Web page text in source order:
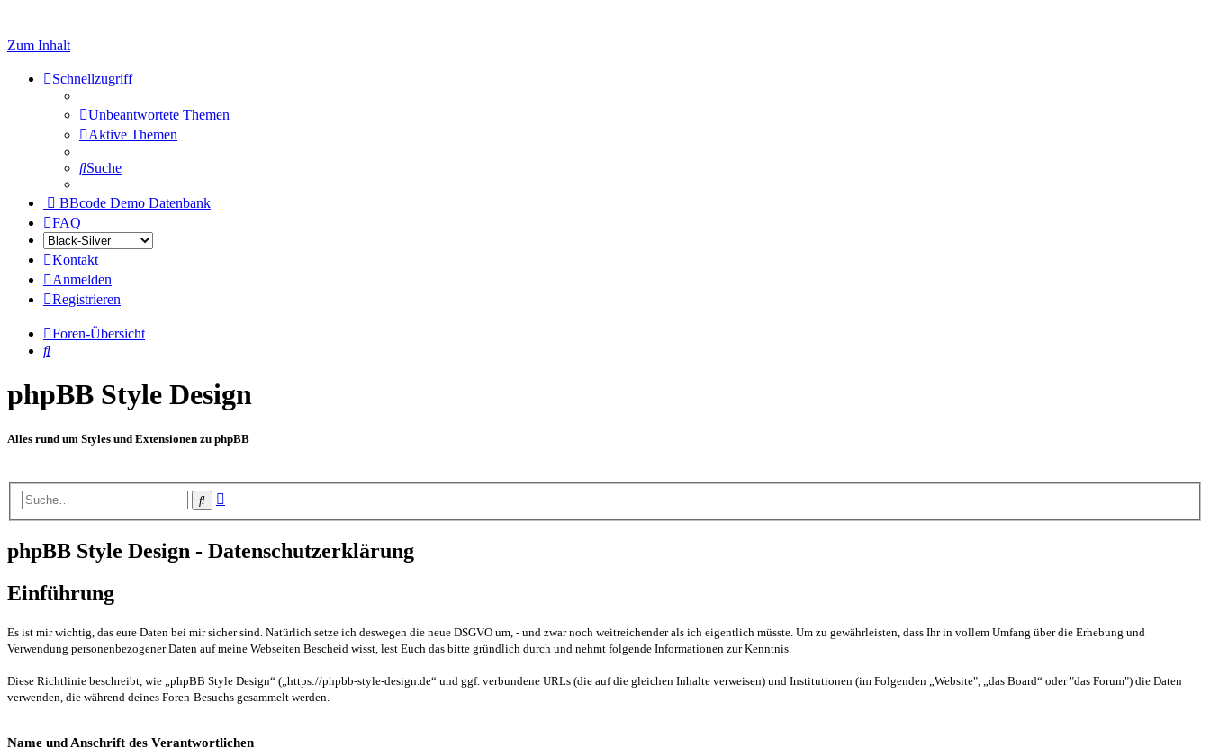
Zum Inhalt
Schnellzugriff
Unbeantwortete Themen
Aktive Themen
Suche
BBcode Demo Datenbank
FAQ
Kontakt
Anmelden
Registrieren
Foren-Übersicht
Suche
phpBB Style Design
Alles rund um Styles und Extensionen zu phpBB
Suche
phpBB Style Design - Datenschutzerklärung
Einführung
Es ist mir wichtig, das eure Daten bei mir sicher sind. Natürlich setze ich deswegen die neue DSGVO um, - und zwar noch weitreichender als ich eigentlich müsste. Um zu gewährleisten, dass Ihr in vollem Umfang über die Erhebung und
Verwendung personenbezogener Daten auf meine Webseiten Bescheid wisst, lest Euch das bitte gründlich durch und nehmt folgende Informationen zur Kenntnis.
Diese Richtlinie beschreibt, wie „phpBB Style Design“ („https://phpbb-style-design.de“ und ggf. verbundene URLs (die auf die gleichen Inhalte verweisen) und Institutionen (im Folgenden „Website", „das Board“ oder "das Forum") die Daten
verwenden, die während deines Foren-Besuchs gesammelt werden.
Name und Anschrift des Verantwortlichen